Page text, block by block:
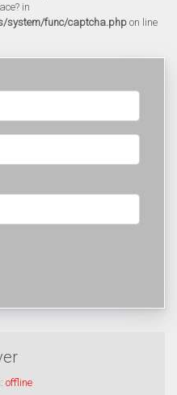
in
system/func/captcha.php on line
offline